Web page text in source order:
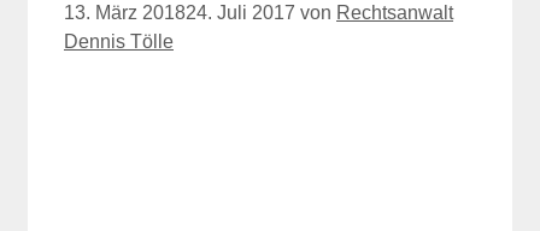
13. März 201824. Juli 2017 von Rechtsanwalt
Dennis Tölle